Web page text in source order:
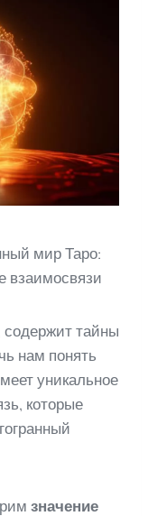
мир Таро:
взаимосвязи
содержит тайны
нам понять
уникальное
которые
значение